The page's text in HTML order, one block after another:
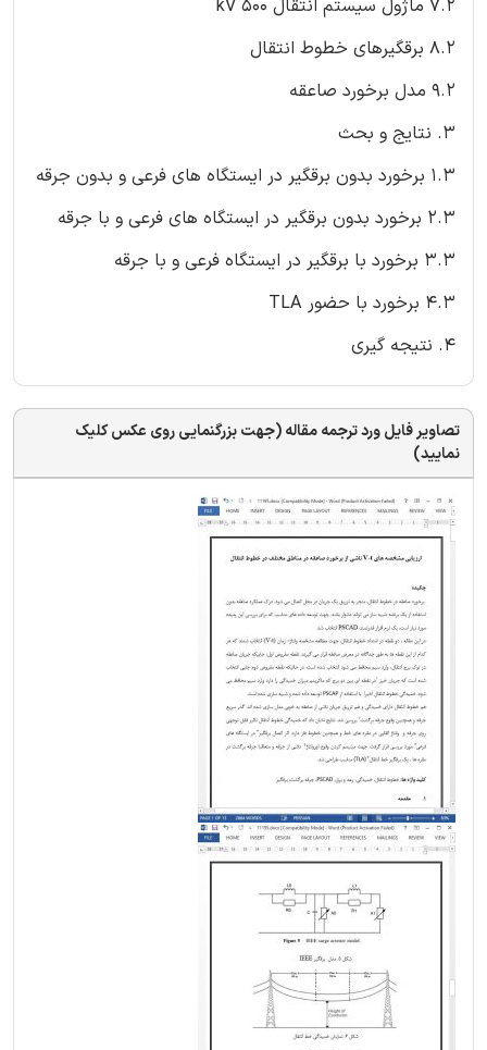
7.2 ماژول سیستم انتقال 500 kV
8.2 برقگیرهای خطوط انتقال
9.2 مدل برخورد صاعقه
3. نتایج و بحث
1.3 برخورد بدون برقگیر در ایستگاه های فرعی و بدون جرقه
2.3 برخورد بدون برقگیر در ایستگاه های فرعی و با جرقه
3.3 برخورد با برقگیر در ایستگاه فرعی و با جرقه
4.3 برخورد با حضور TLA
4. نتیجه گیری
تصاویر فایل ورد ترجمه مقاله (جهت بزرگنمایی روی عکس کلیک
نمایید)